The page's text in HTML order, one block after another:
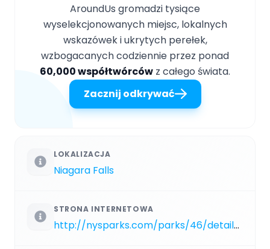
AroundUs gromadzi tysiące
wyselekcjonowanych miejsc, lokalnych
wskazówek i ukrytych perełek,
wzbogacanych codziennie przez ponad
60,000 współtwórców z całego świata.
Zacznij odkrywać
LOKALIZACJA
Niagara Falls
STRONA INTERNETOWA
http://nysparks.com/parks/46/details.aspx